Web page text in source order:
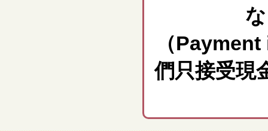
（
們只接受現